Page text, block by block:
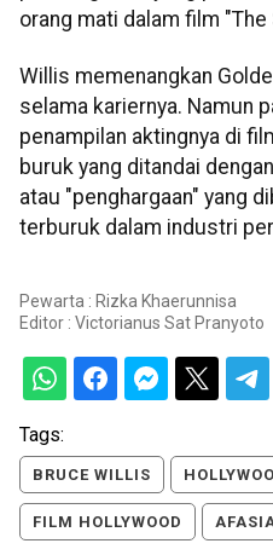
orang mati dalam film
Willis memenangkan
selama kariernya. Namun
penampilan aktingnya di
buruk yang ditandai
atau "penghargaan" yang
terburuk dalam industri
Pewarta : Rizka Khaerunnisa
Editor : Victorianus Sat Pranyoto
Tags:
BRUCE WILLIS
FILM HOLLYWOOD